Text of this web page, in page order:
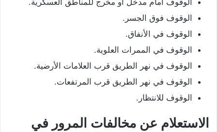
الوقوف فوق الجسر.
الوقوف في الأنفاق.
الوقوف في الممرات العلوية.
الوقوف في نهر الطريق قرب العلامات الأرضية.
الوقوف في نهر الطريق قرب المرتفعات.
الوقوف للانتظار.
الاستعلام عن مخالفات المرور في